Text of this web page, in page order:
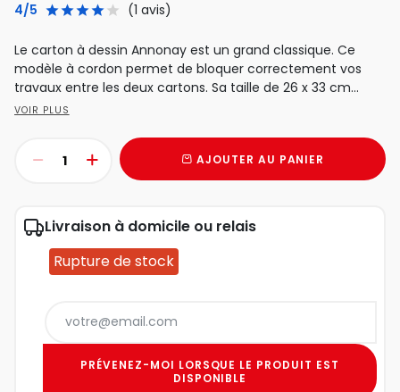
4/5 (1 avis)
Le carton à dessin Annonay est un grand classique. Ce
modèle à cordon permet de bloquer correctement vos
travaux entre les deux cartons. Sa taille de 26 x 33 cm...
VOIR PLUS
AJOUTER AU PANIER
Livraison à domicile ou relais
Rupture de stock
PRÉVENEZ-MOI LORSQUE LE PRODUIT EST
DISPONIBLE